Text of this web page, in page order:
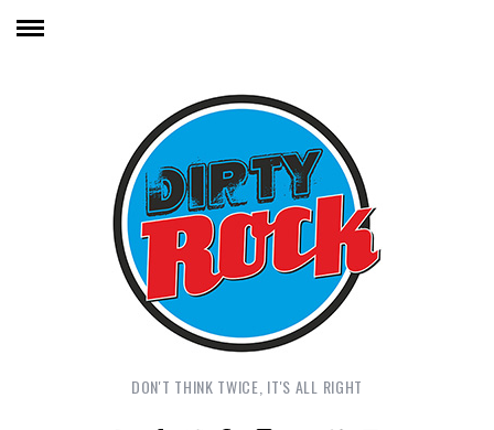
DON'T THINK TWICE, IT'S ALL RIGHT